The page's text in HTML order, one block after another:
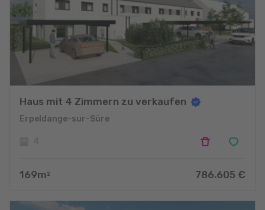
Haus mit 4 Zimmern zu verkaufen
Erpeldange-sur-Sûre
169m 2 786.605 €